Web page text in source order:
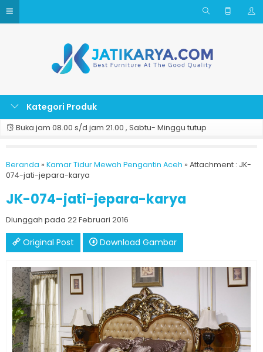
Kategori Produk
Buka jam 08.00 s/d jam 21.00 , Sabtu- Minggu tutup
Beranda » Kamar Tidur Mewah Pengantin Aceh » Attachment : JK-
074-jati-jepara-karya
JK-074-jati-jepara-karya
Diunggah pada 22 Februari 2016
Original Post Download Gambar